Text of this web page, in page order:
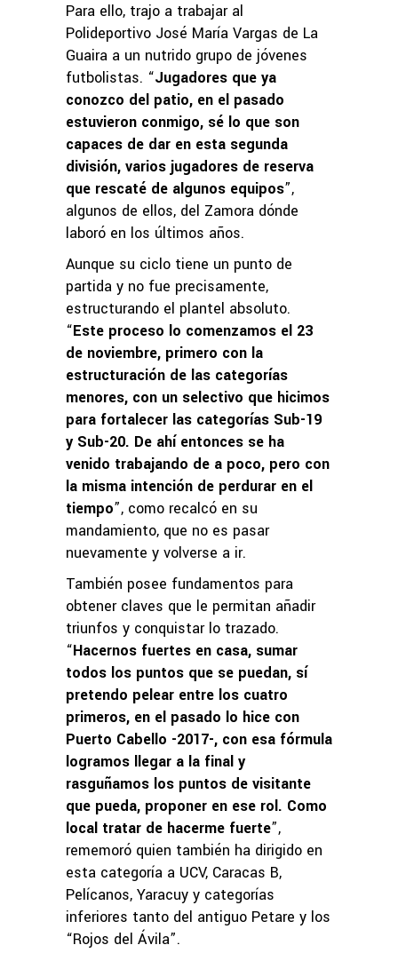
Para ello, trajo a trabajar al
Polideportivo José María Vargas de La
Guaira a un nutrido grupo de jóvenes
futbolistas. “Jugadores que ya
conozco del patio, en el pasado
estuvieron conmigo, sé lo que son
capaces de dar en esta segunda
división, varios jugadores de reserva
que rescaté de algunos equipos”,
algunos de ellos, del Zamora dónde
laboró en los últimos años.
Aunque su ciclo tiene un punto de
partida y no fue precisamente,
estructurando el plantel absoluto.
“Este proceso lo comenzamos el 23
de noviembre, primero con la
estructuración de las categorías
menores, con un selectivo que hicimos
para fortalecer las categorías Sub-19
y Sub-20. De ahí entonces se ha
venido trabajando de a poco, pero con
la misma intención de perdurar en el
tiempo”, como recalcó en su
mandamiento, que no es pasar
nuevamente y volverse a ir.
También posee fundamentos para
obtener claves que le permitan añadir
triunfos y conquistar lo trazado.
“Hacernos fuertes en casa, sumar
todos los puntos que se puedan, sí
pretendo pelear entre los cuatro
primeros, en el pasado lo hice con
Puerto Cabello -2017-, con esa fórmula
logramos llegar a la final y
rasguñamos los puntos de visitante
que pueda, proponer en ese rol. Como
local tratar de hacerme fuerte”,
rememoró quien también ha dirigido en
esta categoría a UCV, Caracas B,
Pelícanos, Yaracuy y categorías
inferiores tanto del antiguo Petare y los
“Rojos del Ávila”.